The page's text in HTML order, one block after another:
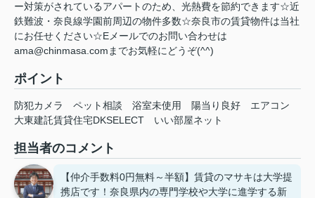
ー対策がされているアパートのため、光熱費を節約できます☆近
鉄難波・奈良線学園前周辺の物件多数☆奈良市の賃貸物件は当社
にお任せください☆Eメールでのお問い合わせは
ama@chinmasa.comまでお気軽にどうぞ(^^)
ポイント
防犯カメラ ペット相談 浴室未使用 陽当り良好
エアコン
大東建託賃貸住宅DKSELECT
いい部屋ネット
担当者のコメント
【仲介手数料0円無料～半額】賃貸のマサキは大学提
携店です！奈良県内の専門学校や大学に進学する新